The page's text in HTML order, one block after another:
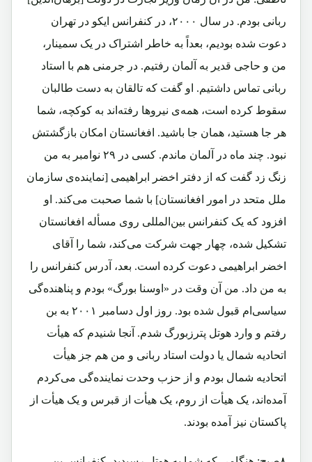
ربانی بودم. در سال ۲۰۰۰، در کنفرانس ایکو در تهران
دعوت شده بودیم، بعداً به خاطر اشتراک در یک سمینار،
من و حاجی قدیر به آلمان رفتیم. در جرمنی هم با استاد
ربانی تماس داشتیم. او گفت که تالقان به دست طالبان
سقوط کرده است، همه‌ی نیروها رفته‌اند به کوکچه، شما
هر جا هستید، همان جا باشید. افغانستان امکان بازگشتش
نبود. چند ماه در آلمان ماندم. کسی در ۲۹ نوامبر به من
زنگ زد گفت که از دفتر اخضر ابراهیمی [نماینده‌ی سازمان
ملل متحد در امور افغانستان] با شما صحبت می‌کند. او
افزود که یک کنفرانس بین‌المللی روی مسأله افغانستان
تشکیل شده، چهار جهت شرکت می‌کند، شما را آقای
اخضر ابراهیمی دعوت کرده است. بعد، آدرس کنفرانس را
به من داد. من آن وقت در «اوسنا بورگ» بودم و پناهنده‌گی
سیاسی‌ام قبول شده بود. روز اول دسامبر ۲۰۰۱ به بن
رفتم و وارد هوتل پترزبورگ شدم. آنجا شنیدم که هیأت
اتحادیه شمال یا دولت استاد ربانی و من هم جز هیأت
اتحادیه شمال بودم و از حزب وحدت نماینده‌گی می‌کردم
آمده‌اند، یک هیأت از روم، یک هیأت از قبرس و یک هیأت از
پاکستان نیز آمده بودند.